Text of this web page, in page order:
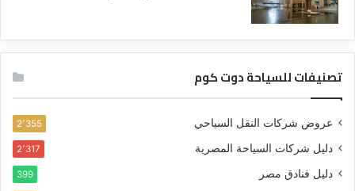
تصنيفات للسياحة دوت كوم
عروض شركات النقل السياحي 2٬355
دليل شركات السياحة المصرية 2٬317
دليل فنادق مصر 399